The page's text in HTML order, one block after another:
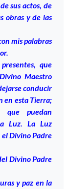
sus actos, de
obras y de las
mis palabras
que
Maestro
conducir
en esta Tierra;
que puedan
Luz. La Luz
Divino Padre
Divino Padre
y paz en la